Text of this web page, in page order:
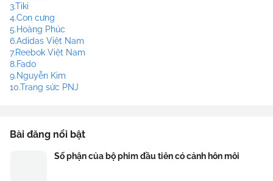
3.Tiki
4.Con cưng
5.Hoàng Phúc
6.Adidas Việt Nam
7.Reebok Việt Nam
8.Fado
9.Nguyễn Kim
10.Trang sức PNJ
Bài đăng nổi bật
Số phận của bộ phim đầu tiên có cảnh hôn môi